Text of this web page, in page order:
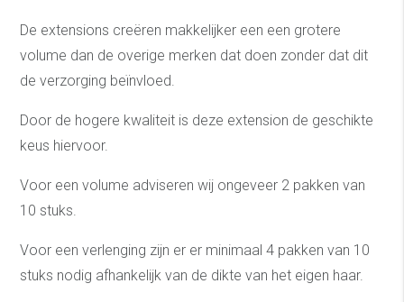
De extensions creëren makkelijker een een grotere
volume dan de overige merken dat doen zonder dat dit
de verzorging beïnvloed.
Door de hogere kwaliteit is deze extension de geschikte
keus hiervoor.
Voor een volume adviseren wij ongeveer 2 pakken van
10 stuks.
Voor een verlenging zijn er er minimaal 4 pakken van 10
stuks nodig afhankelijk van de dikte van het eigen haar.